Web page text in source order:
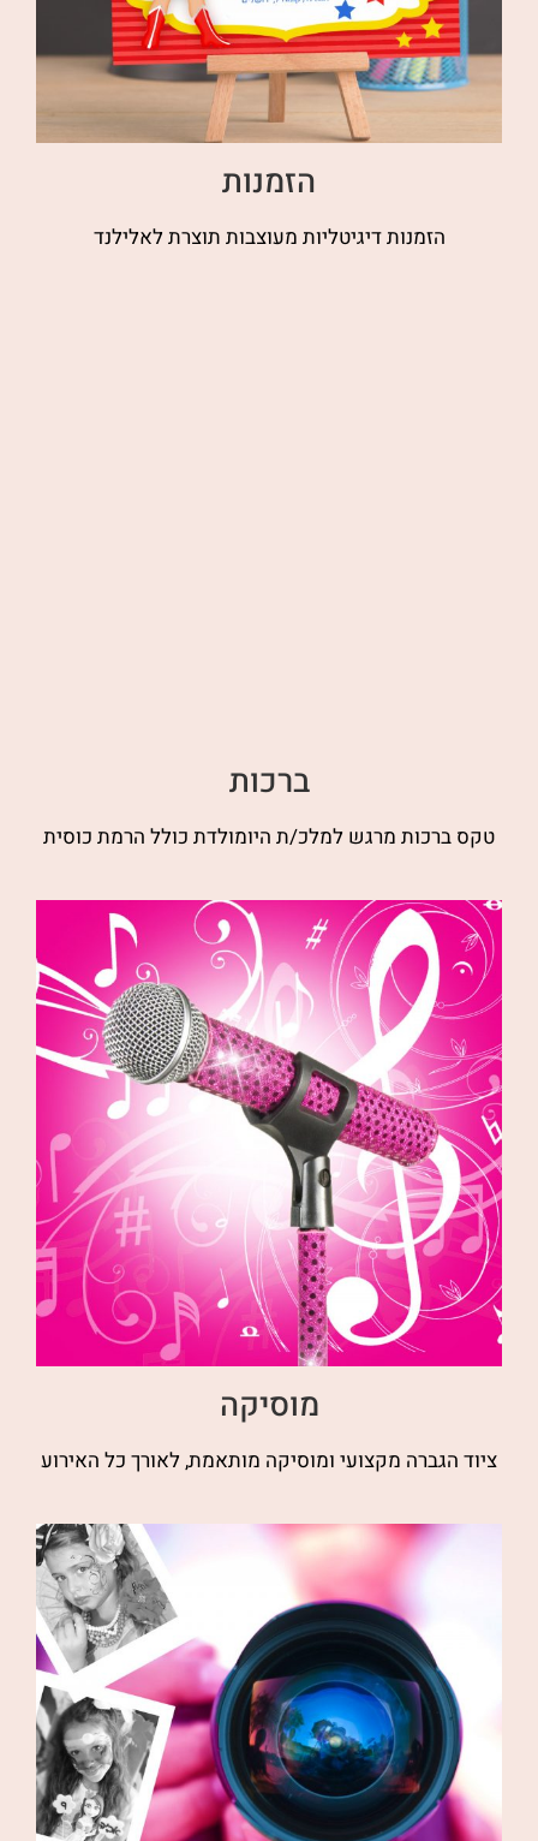
הזמנות
הזמנות דיגיטליות מעוצבות תוצרת לאלילנד
ברכות
טקס ברכות מרגש למלכ/ת היומולדת כולל הרמת כוסית
מוסיקה
ציוד הגברה מקצועי ומוסיקה מותאמת, לאורך כל האירוע